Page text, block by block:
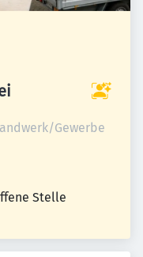
Gewerbe
Stelle